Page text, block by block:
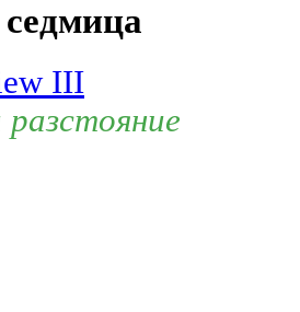
седмица
III